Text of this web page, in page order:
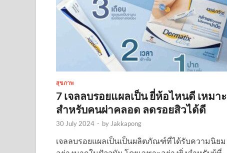
สุขภาพ
7 เจลลบรอยแผลเป็น ยี่ห้อไหนดี เหมาะ
สำหรับคนผ่าคลอด ลดรอยสิวได้ดี
30 July 2024 - by Jakkapong
เจลลบรอยแผลเป็นเป็นผลิตภัณฑ์ที่ได้รับความนิยม